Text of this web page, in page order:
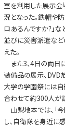
室を利用した展示会
況となった。鉄帽や
ロあるんですか?」
並びに災害派遣など
えた。
また3、4日の両日
装備品の展示、DVD
大学の学園祭には自
合わせて約300人が
山梨地本では、「
し、自衛隊を身近に